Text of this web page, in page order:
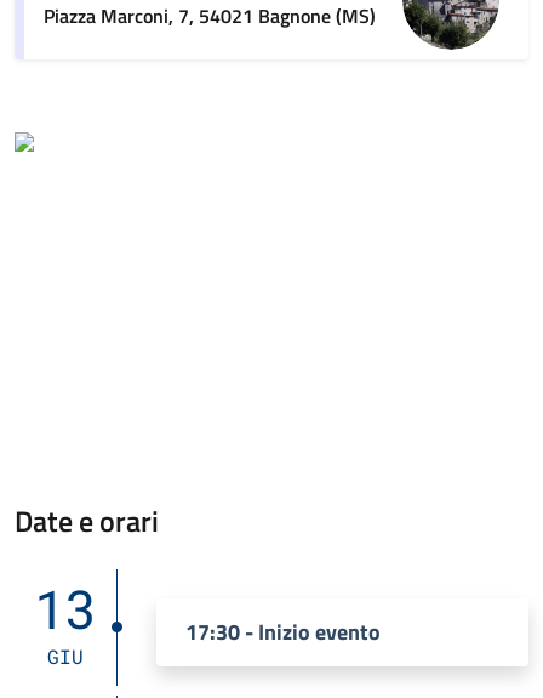
Piazza Marconi, 7, 54021 Bagnone (MS)
Date e orari
13
GIU
17:30 - Inizio evento